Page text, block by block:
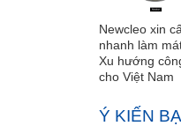
Newcleo xin
nhanh làm
Xu hướng
cho Việt Nam
Ý KIẾN